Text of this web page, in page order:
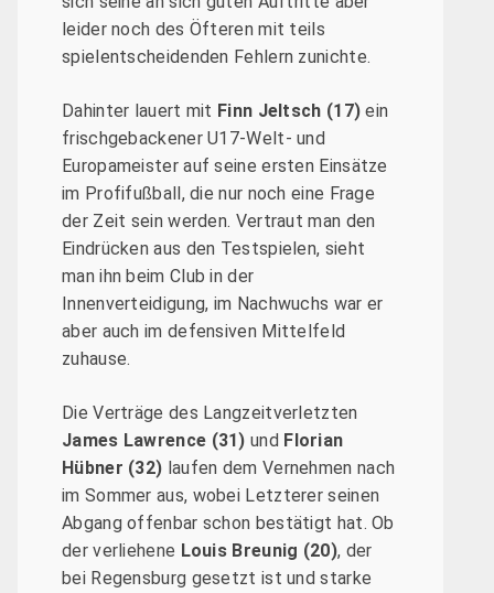
leider noch des Öfteren mit teils
spielentscheidenden Fehlern zunichte.
Dahinter lauert mit Finn Jeltsch (17) ein
frischgebackener U17-Welt- und
Europameister auf seine ersten Einsätze
im Profifußball, die nur noch eine Frage
der Zeit sein werden. Vertraut man den
Eindrücken aus den Testspielen, sieht
man ihn beim Club in der
Innenverteidigung, im Nachwuchs war er
aber auch im defensiven Mittelfeld
zuhause.
Die Verträge des Langzeitverletzten
James Lawrence (31) und Florian
Hübner (32) laufen dem Vernehmen nach
im Sommer aus, wobei Letzterer seinen
Abgang offenbar schon bestätigt hat. Ob
der verliehene Louis Breunig (20), der
bei Regensburg gesetzt ist und starke